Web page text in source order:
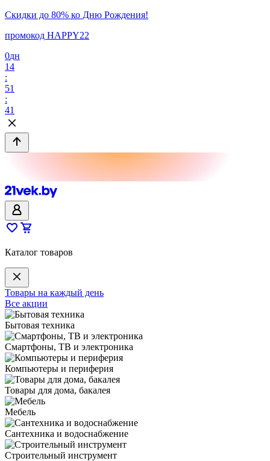
Скидки до 80% ко Дню Рождения!
промокод HAPPY22
0дн
14
:
51
:
41
Каталог товаров
Товары на каждый день
Все акции
Бытовая техника
Смартфоны, ТВ и электроника
Компьютеры и периферия
Товары для дома, бакалея
Мебель
Сантехника и водоснабжение
Строительный инструмент